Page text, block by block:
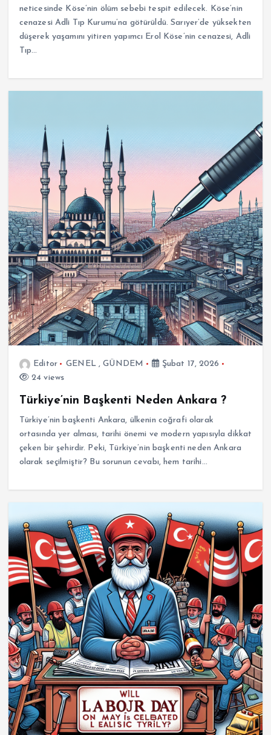
neticesinde Köse’nin ölüm sebebi tespit edilecek. Köse’nin
cenazesi Adli Tıp Kurumu’na götürüldü. Sarıyer’de yüksekten
düşerek yaşamını yitiren yapımcı Erol Köse’nin cenazesi, Adli
Tıp…
Editor GENEL,GÜNDEM
Şubat 17, 2026
24 views
Türkiye’nin Başkenti Neden Ankara ?
Türkiye’nin başkenti Ankara, ülkenin coğrafi olarak
ortasında yer alması, tarihi önemi ve modern yapısıyla dikkat
çeken bir şehirdir. Peki, Türkiye’nin başkenti neden Ankara
olarak seçilmiştir? Bu sorunun cevabı, hem tarihi…